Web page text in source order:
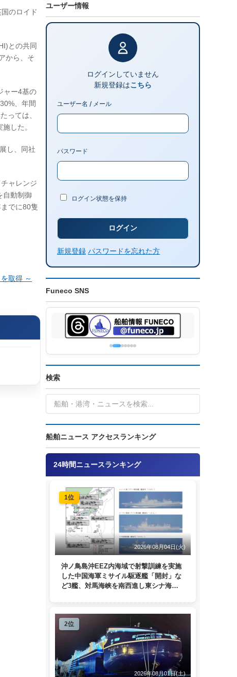
のロイド
との共同
から、そ
ャー4基の
、年間
っては、
した。
し、同社
ャレンジ
自動制御
でに80隻
取得 ～
ユーザー情報
ログインしていません
新規登録はこちら
ユーザー名 / メール
パスワード
ログイン状態を保持
新規登録 パスワードを忘れた方
Funeco SNS
検索
船舶ニュース アクセスランキング
24時間ニュースランキング
1位
2026年08月04日(火)
沖ノ鳥島沖EEZ内海域で射撃訓練を実施
した中国海軍ミサイル駆逐艦「開封」な
ど3艦、対馬海峡を南西進し東シナ海
2位
2026年08月01日(土)